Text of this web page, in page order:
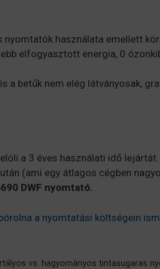
nyomtatók használata emellett
elfogyasztott energia, 0
a betűk nem elég látványosak,
a 3 éves használati idő
(ami egy átlagos cégben
DWF nyomtató.
a nyomtatási költségein
vs. hagyományos tintasugaras